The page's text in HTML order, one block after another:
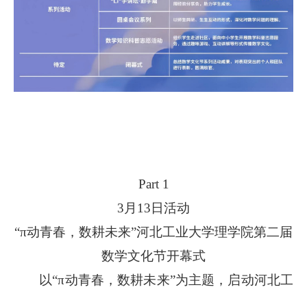
Part 1
3月13日活动
“π动青春，数耕未来”河北工业大学理学院第二届
数学文化节开幕式
以“π动青春，数耕未来”为主题，启动河北工